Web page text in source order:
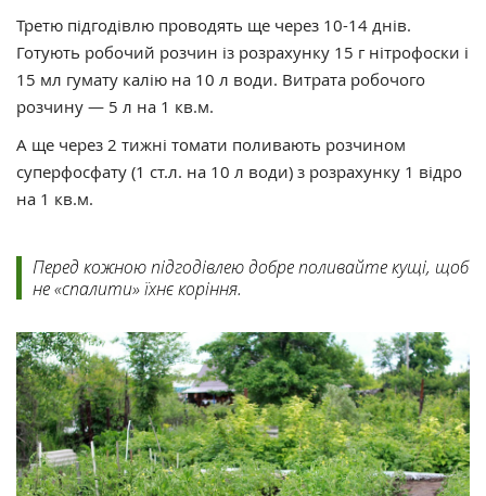
Третю підгодівлю проводять ще через 10-14 днів.
Готують робочий розчин із розрахунку 15 г нітрофоски і
15 мл гумату калію на 10 л води. Витрата робочого
розчину — 5 л на 1 кв.м.
А ще через 2 тижні томати поливають розчином
суперфосфату (1 ст.л. на 10 л води) з розрахунку 1 відро
на 1 кв.м.
Перед кожною підгодівлею добре поливайте кущі, щоб
не «спалити» їхнє коріння.